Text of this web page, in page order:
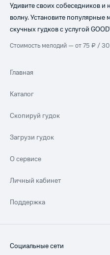
Удивите своих собеседников и
волну. Установите популярные
скучных гудков с услугой
Стоимость мелодий — от 75 ₽ /
Главная
Каталог
Скопируй гудок
Загрузи гудок
О сервисе
Личный кабинет
Поддержка
Социальные сети